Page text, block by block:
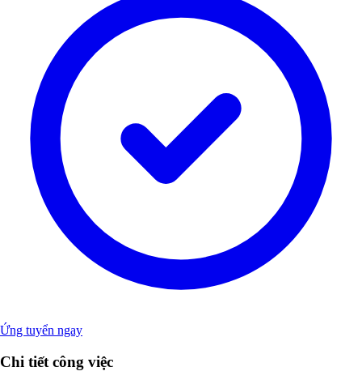
Ứng tuyển ngay
Chi tiết công việc